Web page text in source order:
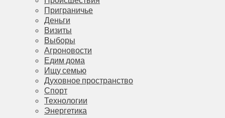
Приграничье
Деньги
Визиты
Выборы
Агроновости
Едим дома
Ищу семью
Духовное пространство
Спорт
Технологии
Энергетика